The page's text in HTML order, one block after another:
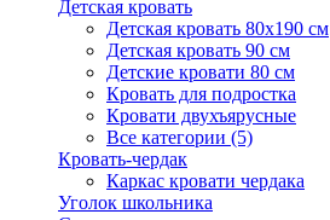
Детская кровать
Детская кровать 80х190 см
Детская кровать 90 см
Детские кровати 80 см
Кровать для подростка
Кровати двухъярусные
Все категории (5)
Кровать-чердак
Каркас кровати чердака
Уголок школьника